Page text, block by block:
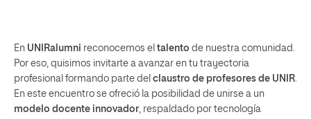
En UNIRalumni reconocemos el talento de nuestra comunidad.
Por eso, quisimos invitarte a avanzar en tu trayectoria
profesional formando parte del claustro de profesores de UNIR.
En este encuentro se ofreció la posibilidad de unirse a un
modelo docente innovador, respaldado por tecnología